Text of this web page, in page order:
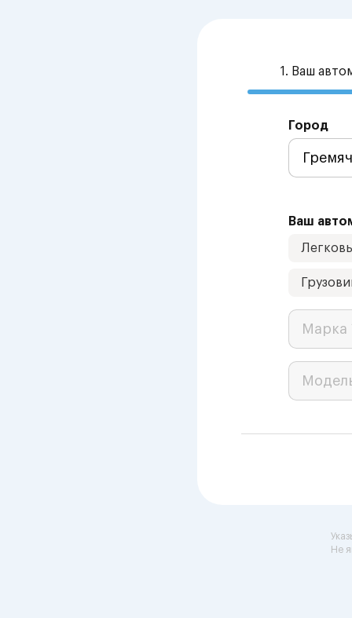
1. Ваш
Город
Ваш
Марка
Не